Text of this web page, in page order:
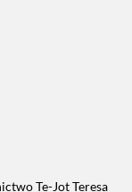
Te-Jot Teresa